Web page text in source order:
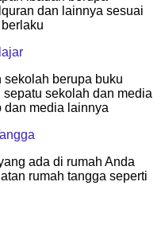
dan lainnya sesuai
berupa buku
sepatu sekolah dan media
dan media lainnya
ada di rumah Anda
rumah tangga seperti